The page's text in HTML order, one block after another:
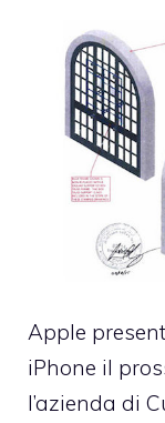
Apple
iPhone il
l’azienda di